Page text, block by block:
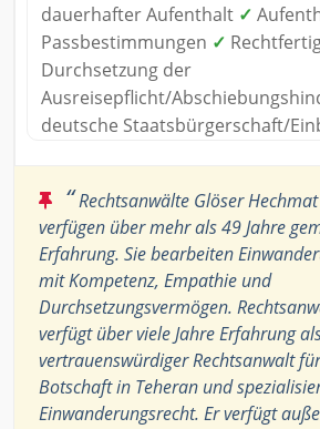
dauerhafter Aufenthalt ✓
Passbestimmungen ✓
Durchsetzung der
Ausreisepflicht/
deutsche Staatsbürgerschaft/
“Rechtsanwälte Glöser
verfügen über mehr als 49 Jahre
Erfahrung. Sie bearbeiten
mit Kompetenz, Empathie und
Durchsetzungsvermögen.
verfügt über viele Jahre Erfahrung
vertrauenswürdiger Rechtsanwalt
Botschaft in Teheran und
Einwanderungsrecht. Er verfügt